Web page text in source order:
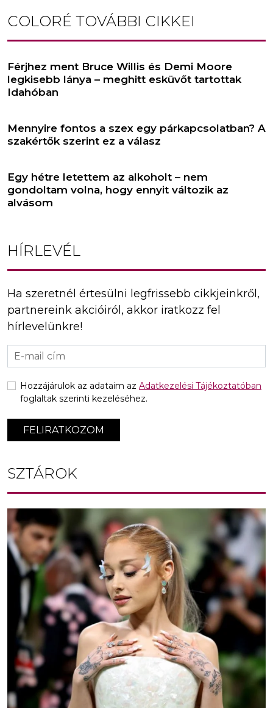
COLORÉ TOVÁBBI CIKKEI
Férjhez ment Bruce Willis és Demi Moore
legkisebb lánya – meghitt esküvőt tartottak
Idahóban
Mennyire fontos a szex egy párkapcsolatban? A
szakértők szerint ez a válasz
Egy hétre letettem az alkoholt – nem
gondoltam volna, hogy ennyit változik az
alvásom
HÍRLEVÉL
Ha szeretnél értesülni legfrissebb cikkjeinkről,
partnereink akcióiról, akkor iratkozz fel
hírlevelünkre!
FELIRATKOZOM
Hozzájárulok az adataim az Adatkezelési Tájékoztatóban
foglaltak szerinti kezeléséhez.
SZTÁROK